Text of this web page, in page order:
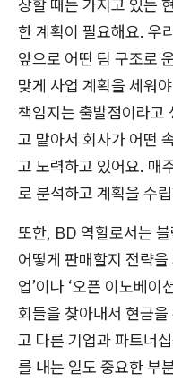
장할 때는 가지고 있는
한 계획이 필요해요. 우
앞으로 어떤 팀 구조로
맞게 사업 계획을 세워
책임지는 출발점이라고
고 맡아서 회사가 어떤
고 노력하고 있어요. 매
로 분석하고 계획을 수
또한, BD 역할로서는
어떻게 판매할지 전략
업’이나 ‘오픈 이노베이
회들을 찾아내서 현금
고 다른 기업과 파트너
를 내는 일도 중요한 부